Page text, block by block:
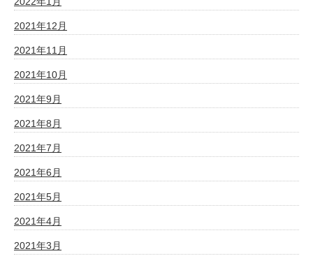
2021年12月
2021年11月
2021年10月
2021年9月
2021年8月
2021年7月
2021年6月
2021年5月
2021年4月
2021年3月